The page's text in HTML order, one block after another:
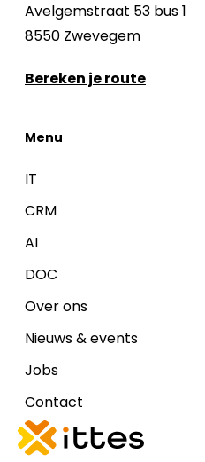
Avelgemstraat 53 bus 1
8550 Zwevegem
Bereken je route
Menu
IT
CRM
AI
DOC
Over ons
Nieuws & events
Jobs
Contact